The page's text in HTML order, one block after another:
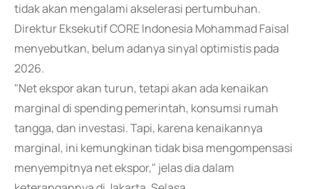
tidak akan mengalami akselerasi pertumbuhan.
Direktur Eksekutif CORE Indonesia Mohammad Faisal
menyebutkan, belum adanya sinyal optimistis pada
2026.
"Net ekspor akan turun, tetapi akan ada kenaikan
marginal di spending pemerintah, konsumsi rumah
tangga, dan investasi. Tapi, karena kenaikannya
marginal, ini kemungkinan tidak bisa mengompensasi
menyempitnya net ekspor," jelas dia dalam